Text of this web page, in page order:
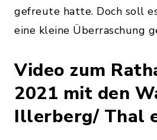
gefreute hatte. Doch soll
eine kleine Überraschung
Video zum
2021 mit den
Illerberg/ Thal